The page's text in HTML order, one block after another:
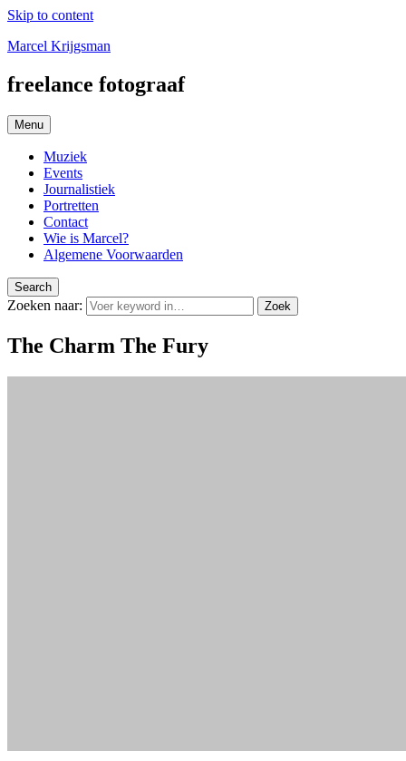
Skip to content
Marcel Krijgsman
freelance fotograaf
Menu
Muziek
Events
Journalistiek
Portretten
Contact
Wie is Marcel?
Algemene Voorwaarden
Search
Zoeken naar: Zoek
The Charm The Fury